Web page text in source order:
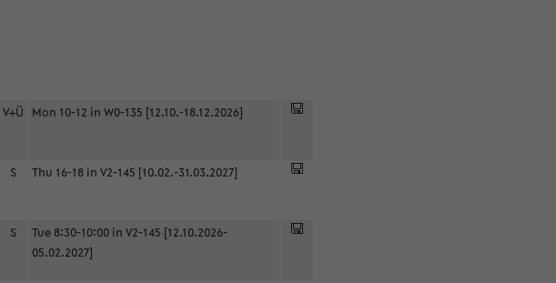
V+Ü Mon 10-12 in W0-135 [12.10.-18.12.2026]
S Thu 16-18 in V2-145 [10.02.-31.03.2027]
S
Tue 8:30-10:00 in V2-145 [12.10.2026-
05.02.2027]